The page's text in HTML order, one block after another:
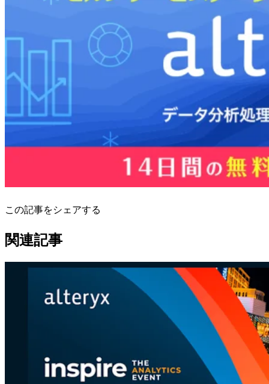
この記事をシェアする
関連記事